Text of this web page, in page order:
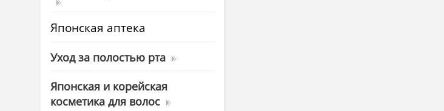
Японская аптека
Уход за полостью рта
Японская и корейская
косметика для волос